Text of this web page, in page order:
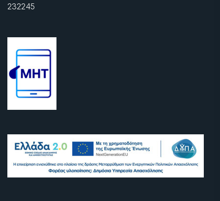
232245